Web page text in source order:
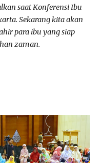
saat Konferensi Ibu
Sekarang kita akan
para ibu yang siap
zaman.